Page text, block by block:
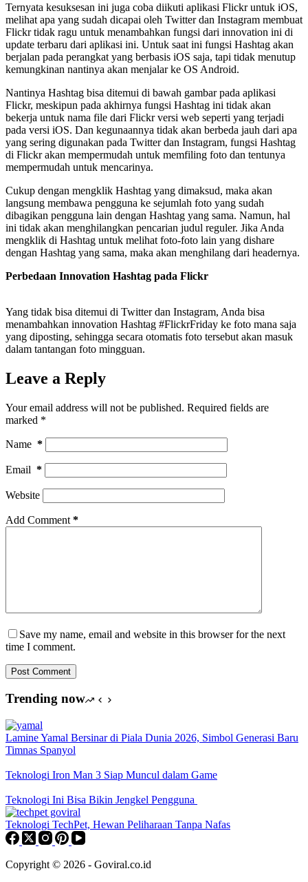
Ternyata kesuksesan ini juga coba diikuti aplikasi Flickr untuk iOS,
melihat apa yang sudah dicapai oleh Twitter dan Instagram membuat
Flickr tidak ragu untuk menambahkan fungsi dari innovation ini di
update terbaru dari aplikasi ini. Untuk saat ini fungsi Hashtag akan
berjalan pada perangkat yang berbasis iOS saja, tapi tidak menutup
kemungkinan nantinya akan menjalar ke OS Android.
Nantinya Hashtag bisa ditemui di bawah gambar pada aplikasi
Flickr, meskipun pada akhirnya fungsi Hashtag ini tidak akan
bekerja untuk nama file dari Flickr versi web seperti yang terjadi
pada versi iOS. Dan kegunaannya tidak akan berbeda jauh dari apa
yang sering digunakan pada Twitter dan Instagram, fungsi Hashtag
di Flickr akan mempermudah untuk memfiling foto dan tentunya
mempermudah untuk mencarinya.
Cukup dengan mengklik Hashtag yang dimaksud, maka akan
langsung membawa pengguna ke sejumlah foto yang sudah
dibagikan pengguna lain dengan Hashtag yang sama. Namun, hal
ini tidak akan menghilangkan pencarian judul reguler. Jika Anda
mengklik di Hashtag untuk melihat foto-foto lain yang dishare
dengan Hashtag yang sama, maka akan menghilang dari headernya.
Perbedaan Innovation Hashtag pada Flickr
Yang tidak bisa ditemui di Twitter dan Instagram, Anda bisa
menambahkan innovation Hashtag #FlickrFriday ke foto mana saja
yang diposting, sehingga secara otomatis foto tersebut akan masuk
dalam tantangan foto mingguan.
Leave a Reply
Your email address will not be published. Required fields are
marked *
Name *
Email *
Website
Add Comment *
Save my name, email and website in this browser for the next
time I comment.
Post Comment
Trending now
Lamine Yamal Bersinar di Piala Dunia 2026, Simbol Generasi Baru
Timnas Spanyol
Teknologi Iron Man 3 Siap Muncul dalam Game
Teknologi Ini Bisa Bikin Jengkel Pengguna
Teknologi TechPet, Hewan Peliharaan Tanpa Nafas
Copyright © 2026 - Goviral.co.id